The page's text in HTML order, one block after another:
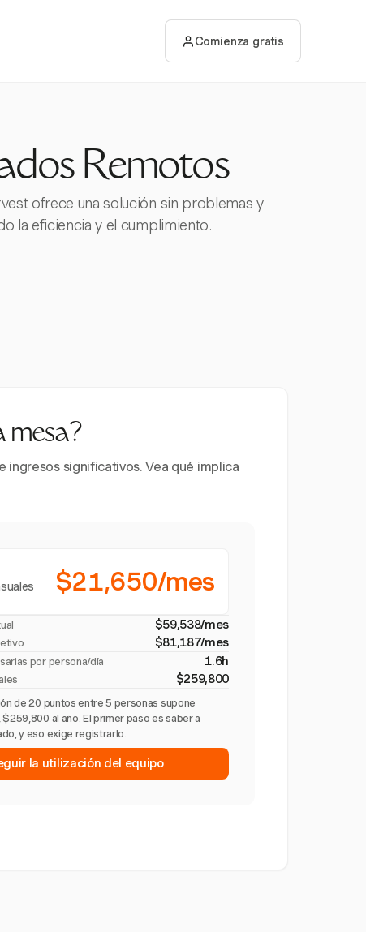
Comienza gratis
Remotos
ofrece una solución sin problemas y
la eficiencia y el cumplimiento.
mesa?
ingresos significativos. Vea qué implica
$21,650/mes
$59,538/mes
$81,187/mes
por persona/día 1.6h
$259,800
de 20 puntos entre 5 personas supone
al año. El primer paso es saber a
y eso exige registrarlo.
la utilización del equipo